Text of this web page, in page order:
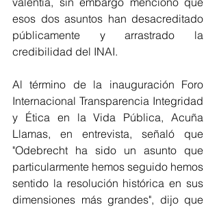
esos dos asuntos han desacreditado
públicamente y arrastrado la
credibilidad del INAI.
Al término de la inauguración Foro
Internacional Transparencia Integridad
y Ética en la Vida Pública, Acuña
Llamas, en entrevista, señaló que
"Odebrecht ha sido un asunto que
particularmente hemos seguido hemos
sentido la resolución histórica en sus
dimensiones más grandes", dijo que